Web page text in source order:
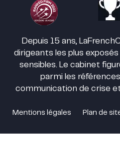
Depuis 15 ans,
dirigeants les plus
sensibles. Le cabinet
parmi les
communication de crise
Mentions légales Plan de